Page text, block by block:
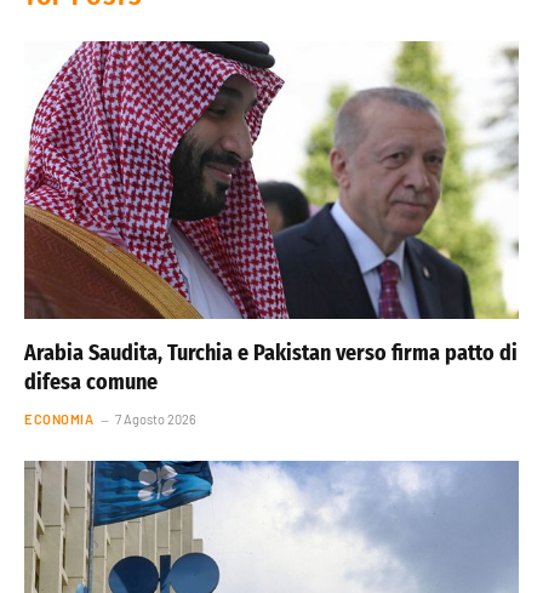
Arabia Saudita, Turchia e Pakistan verso firma patto di
difesa comune
ECONOMIA 7 Agosto 2026